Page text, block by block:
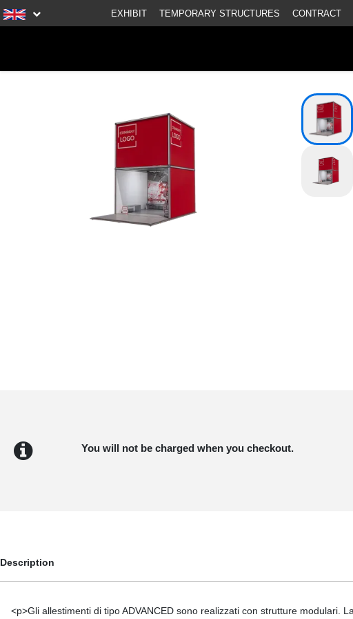
EXHIBIT TEMPORARY STRUCTURES CONTRACT
You will not be charged when you checkout.
Description
<p>Gli allestimenti di tipo ADVANCED sono realizzati con strutture modulari.